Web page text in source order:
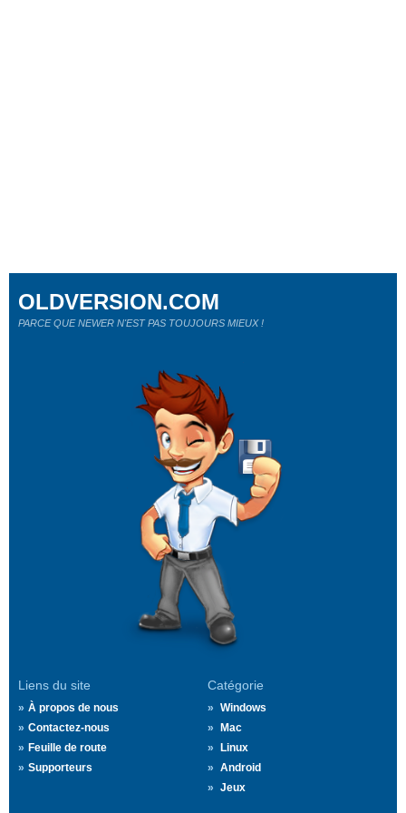
Liens du site
À propos de nous
Contactez-nous
Feuille de route
Supporteurs
Catégorie
Windows
Mac
Linux
Android
Jeux
OLDVERSION.COM
PARCE QUE NEWER N'EST PAS TOUJOURS MIEUX !